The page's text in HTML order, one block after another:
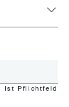
Ist Pflichtfeld